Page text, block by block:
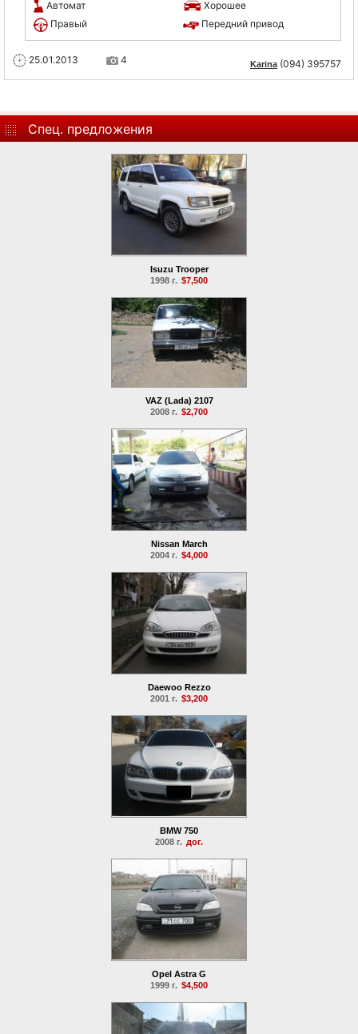
Автомат
Хорошее
Правый
Передний привод
25.01.2013 4 Karina(094) 395757
Спец. предложения
Isuzu Trooper
1998 г. $7,500
VAZ (Lada) 2107
2008 г. $2,700
Nissan March
2004 г. $4,000
Daewoo Rezzo
2001 г. $3,200
BMW 750
2008 г. дог.
Opel Astra G
1999 г. $4,500